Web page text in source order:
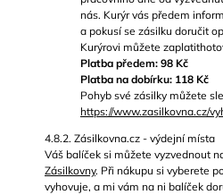
nás. Kurýr vás předem
a pokusí se zásilku doručit
Kurýrovi můžete zaplatit
Platba předem: 98 Kč
Platba na dobírku: 118 Kč
Pohyb své zásilky můžete
https://www.zasilkovna.cz/
4.8.2. Zásilkovna.cz - výdejní místa
Váš balíček si můžete vyzvednout
Zásilkovny. Při nákupu si vyberete
vyhovuje, a mi vám na ni balíček